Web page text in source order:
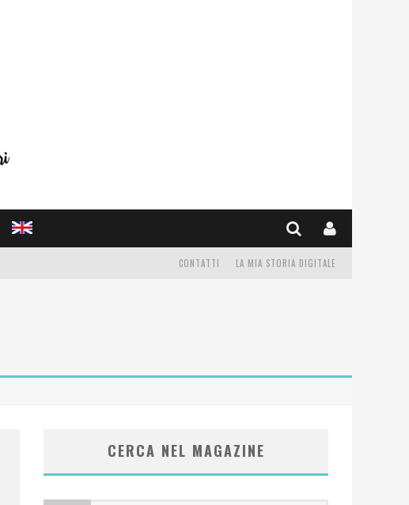
LA MIA STORIA DIGITALE
CONTATTI
CERCA NEL MAGAZINE